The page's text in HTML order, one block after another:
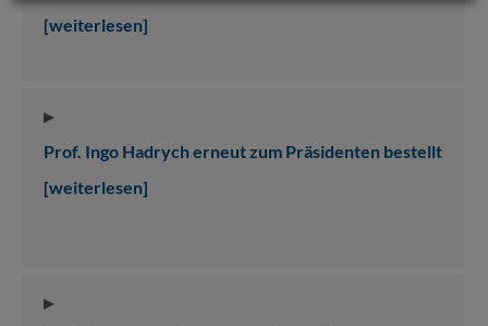
[weiterlesen]
Prof. Ingo Hadrych erneut zum Präsidenten bestellt
[weiterlesen]